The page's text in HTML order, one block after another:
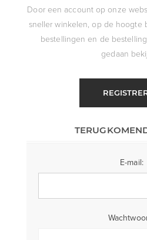
Door een account op onze
sneller winkelen, op de hoogte
bestellingen en de
gedaan
E-mail: